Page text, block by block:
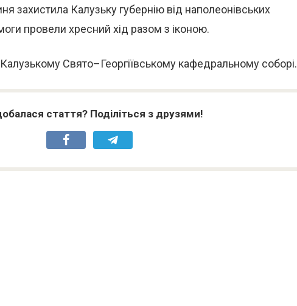
захистила Калузьку губернію від наполеонівських
провели хресний хід разом з іконою.
Свято–Георгіївському кафедральному соборі.
стаття? Поділіться з друзями!